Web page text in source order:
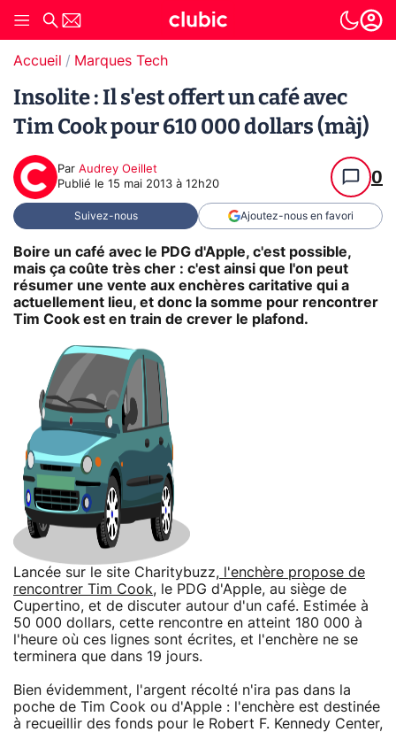
Accueil Marques Tech
Insolite : Il s'est offert un café avec
Tim Cook pour 610 000 dollars (màj)
Par Audrey Oeillet
Publié le 15 mai 2013 à 12h20 0
Suivez-nous Ajoutez-nous en favori
Boire un café avec le PDG d'Apple, c'est possible,
mais ça coûte très cher : c'est ainsi que l'on peut
résumer une vente aux enchères caritative qui a
actuellement lieu, et donc la somme pour rencontrer
Tim Cook est en train de crever le plafond.
Lancée sur le site Charitybuzz, l'enchère propose de
rencontrer Tim Cook, le PDG d'Apple, au siège de
Cupertino, et de discuter autour d'un café. Estimée à
50 000 dollars, cette rencontre en atteint 180 000 à
l'heure où ces lignes sont écrites, et l'enchère ne se
terminera que dans 19 jours.
Bien évidemment, l'argent récolté n'ira pas dans la
poche de Tim Cook ou d'Apple : l'enchère est destinée
à recueillir des fonds pour le Robert F. Kennedy Center,